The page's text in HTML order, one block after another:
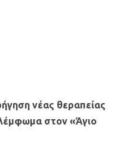
νέας θεραπείας
στον «Άγιο